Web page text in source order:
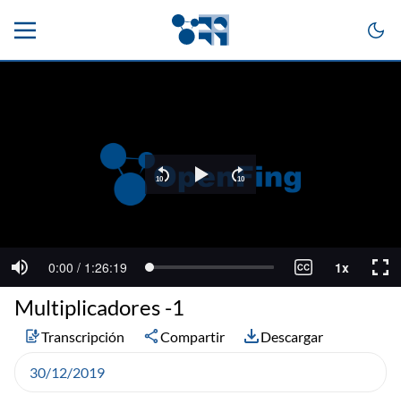
Multiplicadores -1
Transcripción Compartir Descargar
30/12/2019